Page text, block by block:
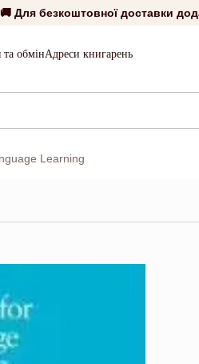
🚚 Для безкоштовної доставки
обмінАдреси книгарень
Learning